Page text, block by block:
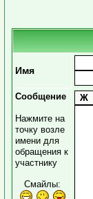
Имя
Сообщение
Нажмите на
точку возле
имени для
обращения к
участнику
Смайлы: